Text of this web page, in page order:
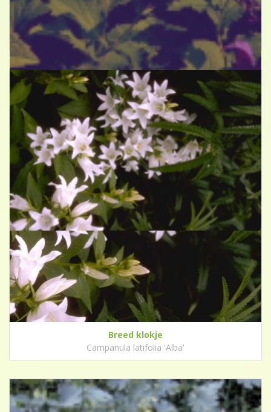
Breed klokje
Campanula latifolia var. macrantha
Breed klokje
Campanula latifolia 'Alba'